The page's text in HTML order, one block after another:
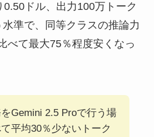
ドル、出力100万トーク
準で、同等クラスの推論力
べて最大75％程度安くなっ
Gemini 2.5 Proで行う場
平均30％少ないトーク